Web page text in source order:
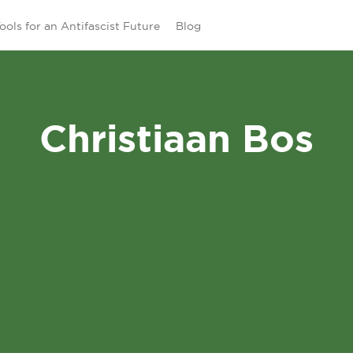
for an Antifascist Future Blog
Christiaan Bos